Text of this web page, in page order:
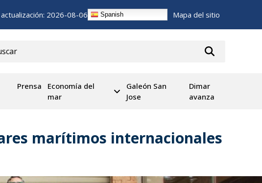
2026-08-06 Spanish Mapa del sitio
Prensa
Economía del
mar
Galeón San
Jose
Dimar
avanza
marítimos internacionales